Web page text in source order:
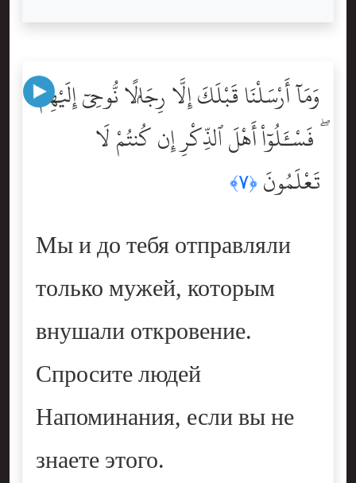
وَمَآ أَرْسَلْنَا قَبْلَكَ إِلَّا رِجَالًۭا نُّوحِىٓ إِلَيْهِمْ
ۖ فَسْـَٔلُوٓاْ أَهْلَ ٱلذِّكْرِ إِن كُنتُمْ لَا
تَعْلَمُونَ ﴿٧﴾
Мы и до тебя отправляли
только мужей, которым
внушали откровение.
Спросите людей
Напоминания, если вы не
знаете этого.